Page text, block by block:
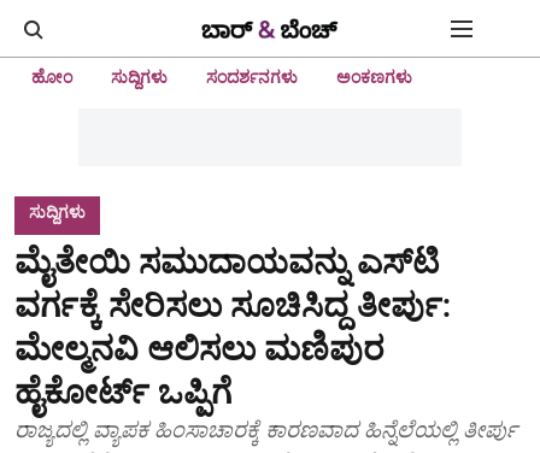
ಹೋಂ ಸುದ್ದಿಗಳು ಸಂದರ್ಶನಗಳು ಅಂಕಣಗಳು
ಸುದ್ದಿಗಳು
ಮೈತೇಯಿ ಸಮುದಾಯವನ್ನು ಎಸ್‌ಟಿ
ವರ್ಗಕ್ಕೆ ಸೇರಿಸಲು ಸೂಚಿಸಿದ್ದ ತೀರ್ಪು:
ಮೇಲ್ಮನವಿ ಆಲಿಸಲು ಮಣಿಪುರ
ಹೈಕೋರ್ಟ್ ಒಪ್ಪಿಗೆ
ರಾಜ್ಯದಲ್ಲಿ ವ್ಯಾಪಕ ಹಿಂಸಾಚಾರಕ್ಕೆ ಕಾರಣವಾದ ಹಿನ್ನೆಲೆಯಲ್ಲಿ ತೀರ್ಪು